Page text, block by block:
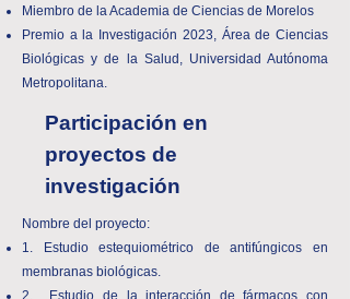
Miembro de la Academia de Ciencias de Morelos
Premio a la Investigación 2023, Área de Ciencias
Biológicas y de la Salud, Universidad Autónoma
Metropolitana.
Participación en
proyectos de
investigación
Nombre del proyecto:
1. Estudio estequiométrico de antifúngicos en
membranas biológicas.
2. Estudio de la interacción de fármacos con